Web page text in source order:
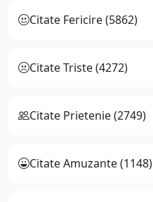
Citate Fericire (5862)
Citate Triste (4272)
Citate Prietenie (2749)
Citate Amuzante (1148)